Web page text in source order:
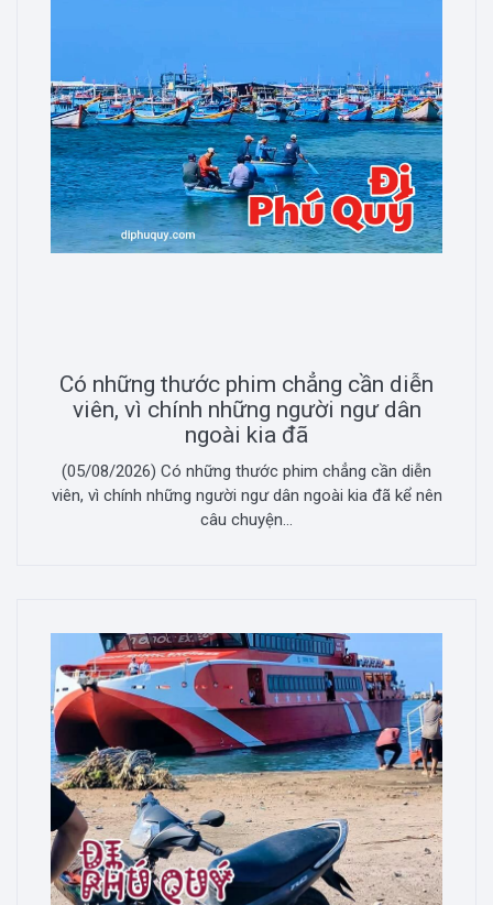
Có những thước phim chẳng cần diễn
viên, vì chính những người ngư dân
ngoài kia đã
(05/08/2026) Có những thước phim chẳng cần diễn
viên, vì chính những người ngư dân ngoài kia đã kể nên
câu chuyện...